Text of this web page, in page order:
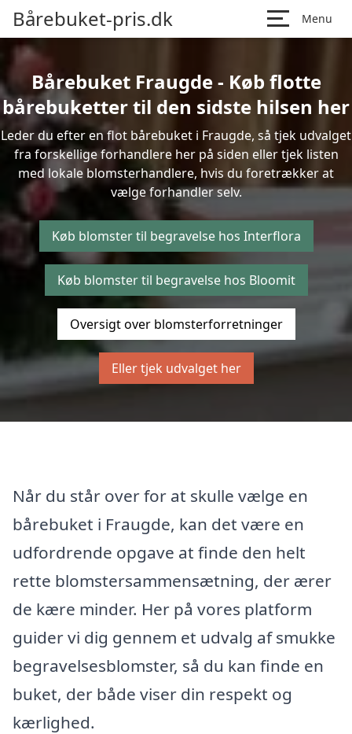
Bårebuket-pris.dk Menu
Bårebuket Fraugde - Køb flotte
bårebuketter til den sidste hilsen her
Leder du efter en flot bårebuket i Fraugde, så tjek udvalget
fra forskellige forhandlere her på siden eller tjek listen
med lokale blomsterhandlere, hvis du foretrækker at
vælge forhandler selv.
Køb blomster til begravelse hos Interflora
Køb blomster til begravelse hos Bloomit
Oversigt over blomsterforretninger
Eller tjek udvalget her
Når du står over for at skulle vælge en
bårebuket i Fraugde, kan det være en
udfordrende opgave at finde den helt
rette blomstersammensætning, der ærer
de kære minder. Her på vores platform
guider vi dig gennem et udvalg af smukke
begravelsesblomster, så du kan finde en
buket, der både viser din respekt og
kærlighed.